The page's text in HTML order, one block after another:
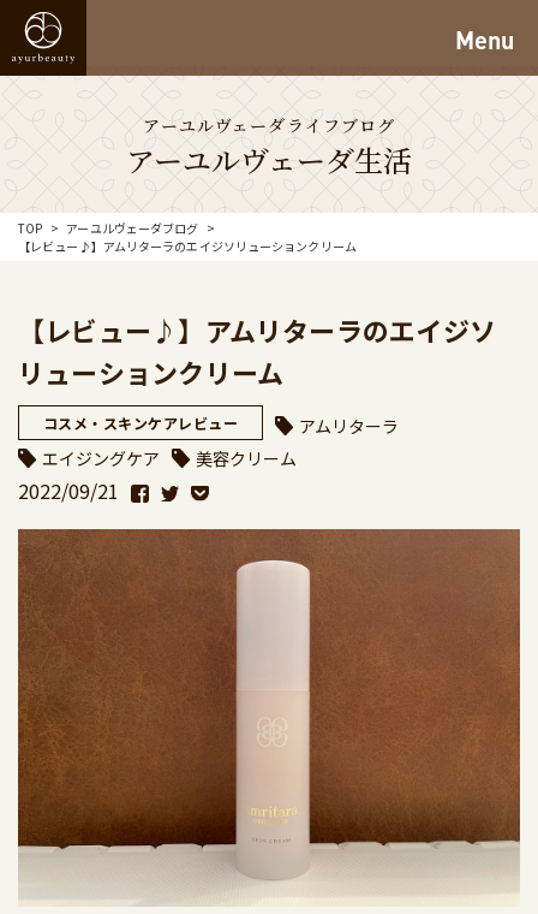
Menu
アーユルヴェーダライフブログ
アーユルヴェーダ生活
TOP
アーユルヴェーダブログ
【レビュー♪】アムリターラのエイジソリューションクリーム
【レビュー♪】アムリターラのエイジソ
リューションクリーム
コスメ・スキンケアレビュー
アムリターラ
エイジングケア
美容クリーム
2022/09/21